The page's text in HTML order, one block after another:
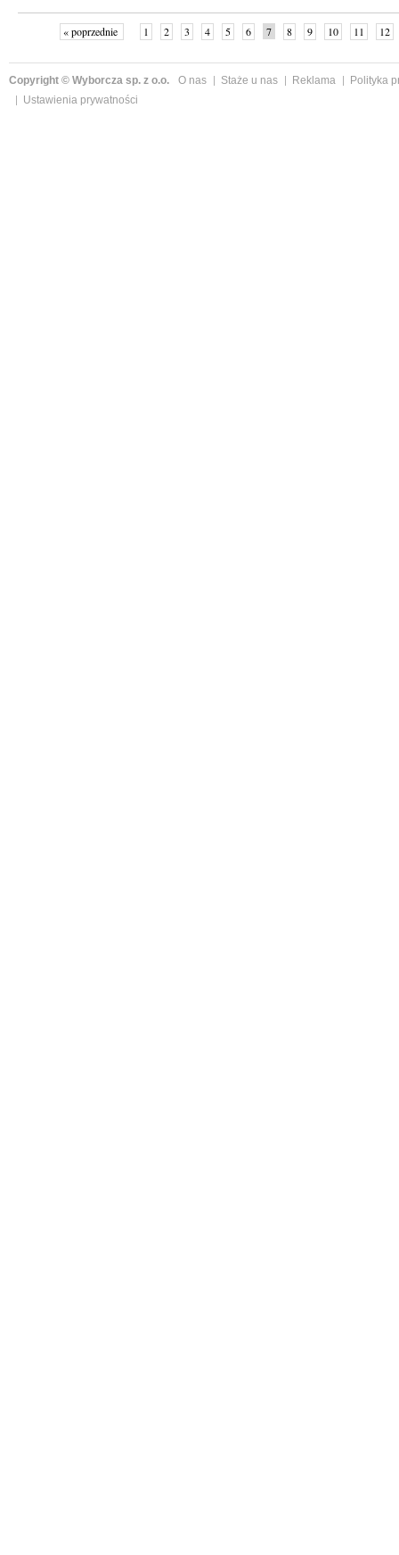
« poprzednie 1 2 3 4 5 6 7 8 9 10 11 12
Copyright © Wyborcza sp. z o.o. O nas Staże u nas Reklama
Polityka
Ustawienia prywatności